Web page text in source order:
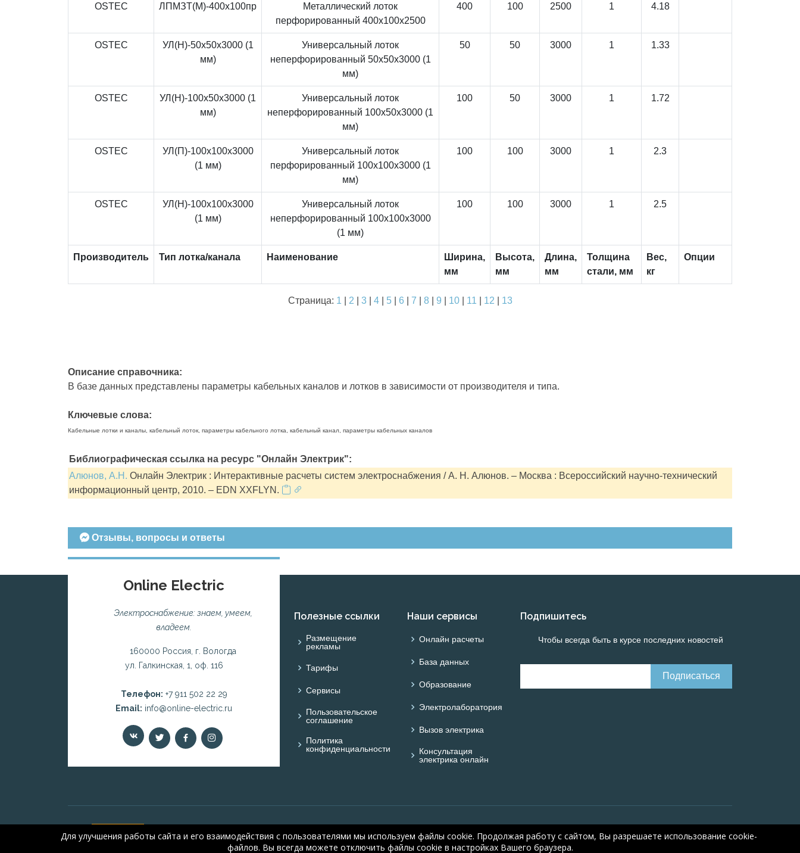
OSTEC ЛПМЗТ(М)-400x100пр
Металлический лоток
перфорированный 400x100x2500
400 100 2500 1 4.18
OSTEC
УЛ(Н)-50x50x3000 (1
мм)
Универсальный лоток
неперфорированный 50x50x3000 (1
мм)
50 50 3000 1 1.33
OSTEC
УЛ(Н)-100x50x3000 (1
мм)
Универсальный лоток
неперфорированный 100x50x3000 (1
мм)
100 50 3000 1 1.72
OSTEC
УЛ(П)-100x100x3000
(1 мм)
Универсальный лоток
перфорированный 100x100x3000 (1
мм)
100 100 3000 1 2.3
OSTEC
УЛ(Н)-100x100x3000
(1 мм)
Универсальный лоток
неперфорированный 100x100x3000
(1 мм)
100 100 3000 1 2.5
Производитель Тип лотка/канала Наименование
Ширина,
мм
Высота,
мм
Длина,
мм
Толщина
стали, мм
Вес,
кг
Опции
Страница: 1 2 3| 4| 5| 6 7 8| 9 10| 11 12 13
Описание справочника:
В базе данных представлены параметры кабельных каналов и лотков в зависимости от производителя и типа.
Ключевые слова:
Кабельные лотки и каналы, кабельный лоток, параметры кабельного лотка, кабельный канал, параметры кабельных каналов
Библиографическая ссылка на ресурс "Онлайн Электрик":
Алюнов, А.Н. Онлайн Электрик : Интерактивные расчеты систем электроснабжения / А. Н. Алюнов. – Москва : Всероссийский научно-технический
информационный центр, 2010. – EDN XXFLYN.
Отзывы, вопросы и ответы
Online Electric
Электроснабжение: знаем, умеем,
владеем.
160000 Россия, г. Вологда
ул. Галкинская, 1, оф. 116
Телефон: +7 911 502 22 29
Email: info@online-electric.ru
Полезные ссылки
Размещение
рекламы
Тарифы
Сервисы
Пользовательское
соглашение
Политика
конфиденциальности
Наши сервисы
Онлайн расчеты
База данных
Образование
Электролаборатория
Вызов электрика
Консультация
электрика онлайн
Подпишитесь
Чтобы всегда быть в курсе последних новостей
electric.ru, 2008-2026
Для улучшения работы сайта и его взаимодействия с пользователями мы используем файлы cookie. Продолжая работу с сайтом, Вы разрешаете использование cookie-
файлов. Вы всегда можете отключить файлы cookie в настройках Вашего браузера.